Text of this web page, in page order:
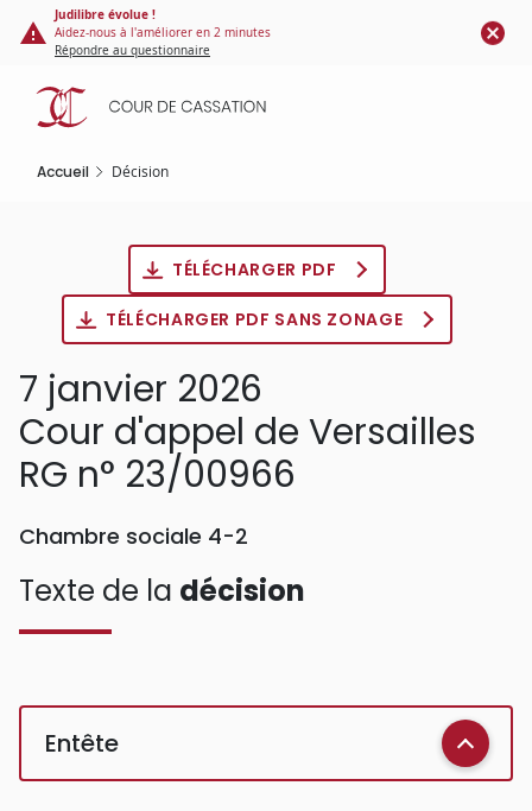
Panneau de gestion des cookies
contenu
principal
Judilibre évolue !
Aidez-nous à l'améliorer en 2 minutes
Répondre au questionnaire
Accueil Décision
TÉLÉCHARGER PDF
TÉLÉCHARGER PDF SANS ZONAGE
7 janvier 2026
Cour d'appel de Versailles
RG n° 23/00966
Chambre sociale 4-2
Texte de la décision
Entête